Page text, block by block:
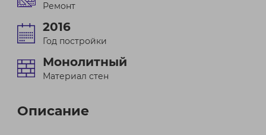
Ремонт
2016
Год постройки
Монолитный
Материал стен
Описание